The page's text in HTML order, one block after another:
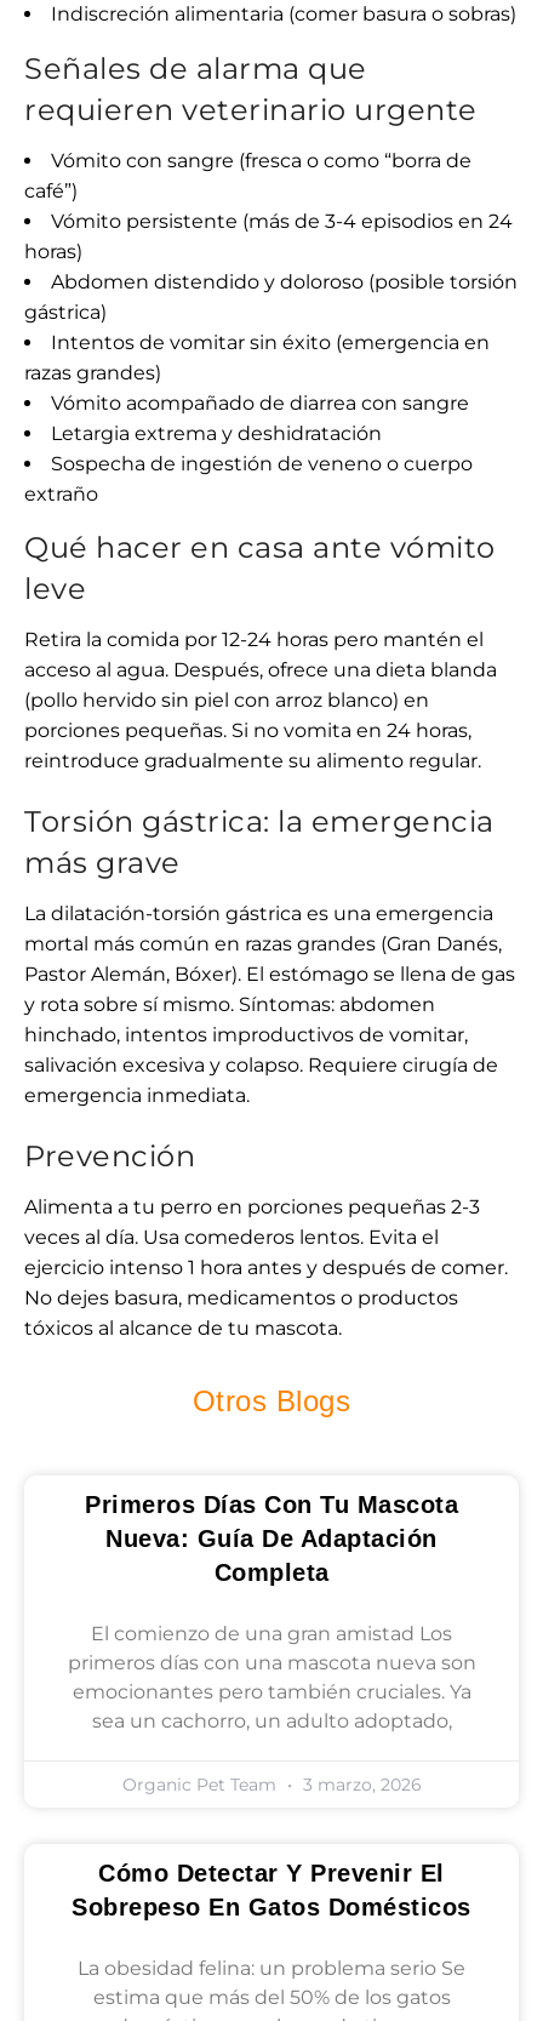
Indiscreción alimentaria (comer basura o sobras)
Señales de alarma que
requieren veterinario urgente
Vómito con sangre (fresca o como “borra de
café”)
Vómito persistente (más de 3-4 episodios en 24
horas)
Abdomen distendido y doloroso (posible torsión
gástrica)
Intentos de vomitar sin éxito (emergencia en
razas grandes)
Vómito acompañado de diarrea con sangre
Letargia extrema y deshidratación
Sospecha de ingestión de veneno o cuerpo
extraño
Qué hacer en casa ante vómito
leve
Retira la comida por 12-24 horas pero mantén el
acceso al agua. Después, ofrece una dieta blanda
(pollo hervido sin piel con arroz blanco) en
porciones pequeñas. Si no vomita en 24 horas,
reintroduce gradualmente su alimento regular.
Torsión gástrica: la emergencia
más grave
La dilatación-torsión gástrica es una emergencia
mortal más común en razas grandes (Gran Danés,
Pastor Alemán, Bóxer). El estómago se llena de gas
y rota sobre sí mismo. Síntomas: abdomen
hinchado, intentos improductivos de vomitar,
salivación excesiva y colapso. Requiere cirugía de
emergencia inmediata.
Prevención
Alimenta a tu perro en porciones pequeñas 2-3
veces al día. Usa comederos lentos. Evita el
ejercicio intenso 1 hora antes y después de comer.
No dejes basura, medicamentos o productos
tóxicos al alcance de tu mascota.
Otros Blogs
Primeros Días Con Tu Mascota
Nueva: Guía De Adaptación
Completa
El comienzo de una gran amistad Los
primeros días con una mascota nueva son
emocionantes pero también cruciales. Ya
sea un cachorro, un adulto adoptado,
Organic Pet Team 3 marzo, 2026
Cómo Detectar Y Prevenir El
Sobrepeso En Gatos Domésticos
La obesidad felina: un problema serio Se
estima que más del 50% de los gatos